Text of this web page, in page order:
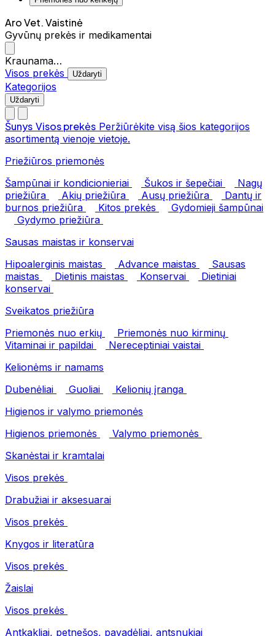
Aro Vet. Vaistinė
Gyvūnų prekės ir medikamentai
Kraunama…
Visos prekės
Uždaryti
Kategorijos
Uždaryti
Šunys Visos prekės Peržiūrėkite visą šios kategorijos
asortimentą vienoje vietoje.
Priežiūros priemonės
Šampūnai ir kondicionieriai
Šukos ir šepečiai
Nagų
priežiūra
Akių priežiūra Ausų priežiūra
Dantų ir
burnos priežiūra
Kitos prekės
Gydomieji šampūnai
Gydymo priežiūra
Sausas maistas ir konservai
Hipoalerginis maistas
Advance maistas
Sausas
maistas
Dietinis maistas Konservai
Dietiniai
konservai
Sveikatos priežiūra
Priemonės nuo erkių
Priemonės nuo kirminų
Vitaminai ir papildai
Nereceptiniai vaistai
Kelionėms ir namams
Dubenėliai
Guoliai
Kelionių įranga
Higienos ir valymo priemonės
Higienos priemonės
Valymo priemonės
Skanėstai ir kramtalai
Visos prekės
Drabužiai ir aksesuarai
Visos prekės
Knygos ir literatūra
Visos prekės
Žaislai
Visos prekės
Antkakliai, petnešos, pavadėliai, antsnukiai